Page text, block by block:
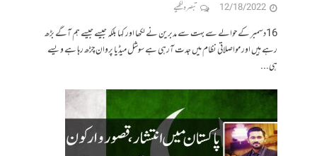
12/18/2022 تبصرہ لکھیے
16دسمبر کے حوالے سے بہت سے مدبرین نے لکھا اور کہا بلکہ جیسے جیسے ہم آگے بڑھ
رہے ہیں اور مواصلاتی نظام میں جدت آرہی ہے سوشل میڈیا پروان چڑھ رہا ہے ویسے
ہی...